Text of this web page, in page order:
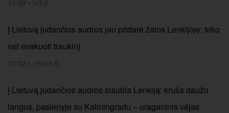
12:59 • tv3.lt
Į Lietuvą judančios audros jau pridarė žalos Lenkijoje: teko
net evakuoti traukinį
12:02 • 15min.lt
Į Lietuvą judančios audros siaubia Lenkiją: kruša daužo
langus, pasienyje su Kaliningradu – uraganinis vėjas